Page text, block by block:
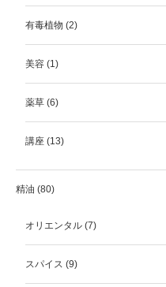
有毒植物 (2)
美容 (1)
薬草 (6)
講座 (13)
精油 (80)
オリエンタル (7)
スパイス (9)